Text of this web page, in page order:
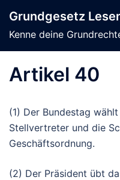
Inhalt
springen
Grundgesetz
Kenne deine
Artikel 40
(1) Der Bundestag
Stellvertreter und die
Geschäftsordnung.
(2) Der Präsident übt